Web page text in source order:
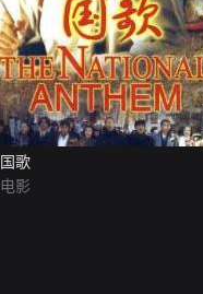
国歌
电影